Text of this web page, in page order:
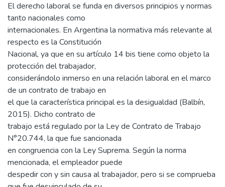
El derecho laboral se funda en diversos principios y normas
tanto nacionales como
internacionales. En Argentina la normativa más relevante al
respecto es la Constitución
Nacional, ya que en su artículo 14 bis tiene como objeto la
protección del trabajador,
considerándolo inmerso en una relación laboral en el marco
de un contrato de trabajo en
el que la característica principal es la desigualdad (Balbín,
2015). Dicho contrato de
trabajo está regulado por la Ley de Contrato de Trabajo
N°20.744, la que fue sancionada
en congruencia con la Ley Suprema. Según la norma
mencionada, el empleador puede
despedir con y sin causa al trabajador, pero si se comprueba